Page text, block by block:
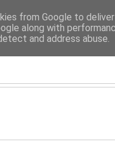
from Google to
along with
and address abuse.